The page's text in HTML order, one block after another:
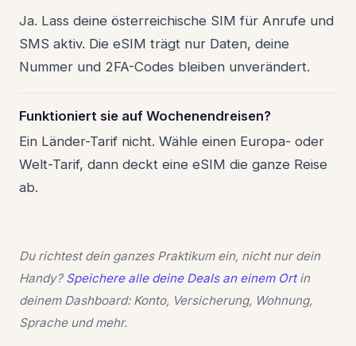
Ja. Lass deine österreichische SIM für Anrufe und
SMS aktiv. Die eSIM trägt nur Daten, deine
Nummer und 2FA-Codes bleiben unverändert.
Funktioniert sie auf Wochenendreisen?
Ein Länder-Tarif nicht. Wähle einen Europa- oder
Welt-Tarif, dann deckt eine eSIM die ganze Reise
ab.
Du richtest dein ganzes Praktikum ein, nicht nur dein
Handy? Speichere alle deine Deals an einem Ortin
deinem Dashboard: Konto, Versicherung, Wohnung,
Sprache und mehr.